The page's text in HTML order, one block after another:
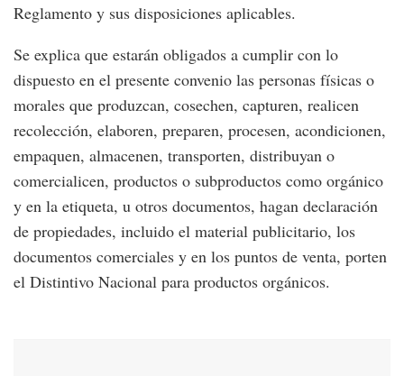
Reglamento y sus disposiciones aplicables.
Se explica que estarán obligados a cumplir con lo
dispuesto en el presente convenio las personas físicas o
morales que produzcan, cosechen, capturen, realicen
recolección, elaboren, preparen, procesen, acondicionen,
empaquen, almacenen, transporten, distribuyan o
comercialicen, productos o subproductos como orgánico
y en la etiqueta, u otros documentos, hagan declaración
de propiedades, incluido el material publicitario, los
documentos comerciales y en los puntos de venta, porten
el Distintivo Nacional para productos orgánicos.